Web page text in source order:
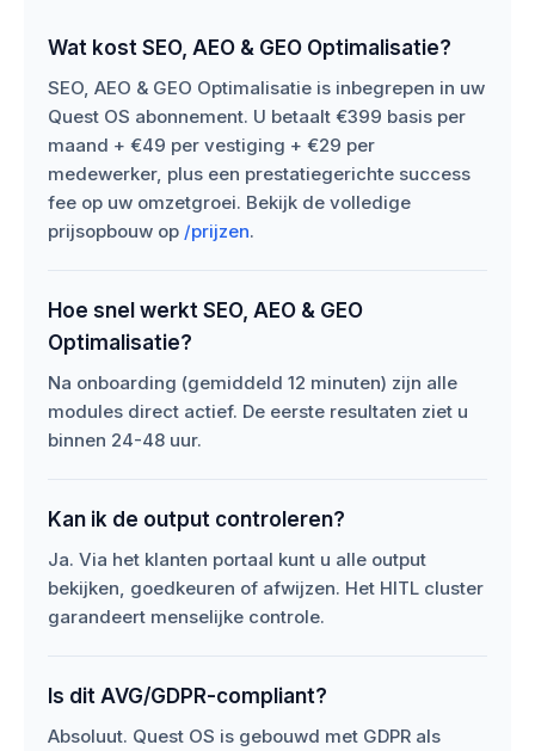
Wat kost SEO, AEO & GEO Optimalisatie?
SEO, AEO & GEO Optimalisatie is inbegrepen in uw
Quest OS abonnement. U betaalt €399 basis per
maand + €49 per vestiging + €29 per
medewerker, plus een prestatiegerichte success
fee op uw omzetgroei. Bekijk de volledige
prijsopbouw op /prijzen.
Hoe snel werkt SEO, AEO & GEO
Optimalisatie?
Na onboarding (gemiddeld 12 minuten) zijn alle
modules direct actief. De eerste resultaten ziet u
binnen 24-48 uur.
Kan ik de output controleren?
Ja. Via het klanten portaal kunt u alle output
bekijken, goedkeuren of afwijzen. Het HITL cluster
garandeert menselijke controle.
Is dit AVG/GDPR-compliant?
Absoluut. Quest OS is gebouwd met GDPR als